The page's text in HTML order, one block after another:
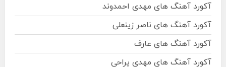
آکورد آهنگ های مهدی احمدوند
آکورد آهنگ های ناصر زینعلی
آکورد آهنگ های عارف
آکورد آهنگ های مهدی یراحی